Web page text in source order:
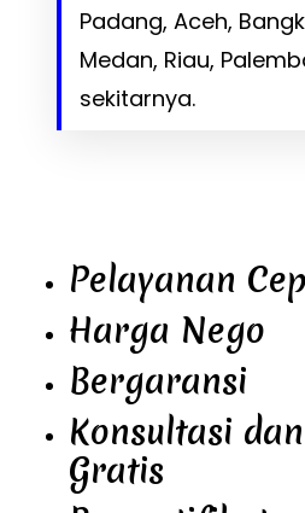
Padang, Aceh,
Medan, Riau,
sekitarnya.
Pelayanan
Harga Nego
Bergaransi
Konsultasi
Gratis